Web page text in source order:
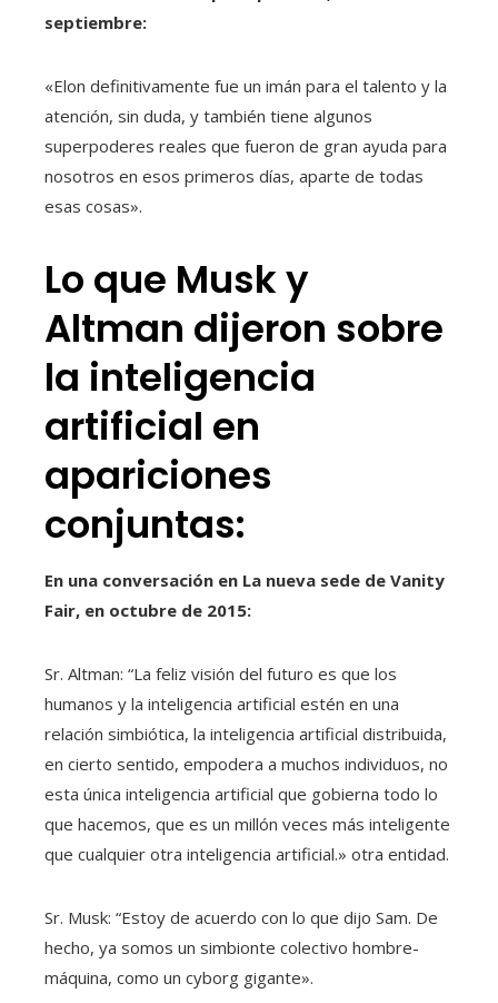
septiembre:
«Elon definitivamente fue un imán para el talento y la
atención, sin duda, y también tiene algunos
superpoderes reales que fueron de gran ayuda para
nosotros en esos primeros días, aparte de todas
esas cosas».
Lo que Musk y
Altman dijeron sobre
la inteligencia
artificial en
apariciones
conjuntas:
En una conversación en La nueva sede de Vanity
Fair, en octubre de 2015:
Sr. Altman: “La feliz visión del futuro es que los
humanos y la inteligencia artificial estén en una
relación simbiótica, la inteligencia artificial distribuida,
en cierto sentido, empodera a muchos individuos, no
esta única inteligencia artificial que gobierna todo lo
que hacemos, que es un millón veces más inteligente
que cualquier otra inteligencia artificial.» otra entidad.
Sr. Musk: “Estoy de acuerdo con lo que dijo Sam. De
hecho, ya somos un simbionte colectivo hombre-
máquina, como un cyborg gigante».